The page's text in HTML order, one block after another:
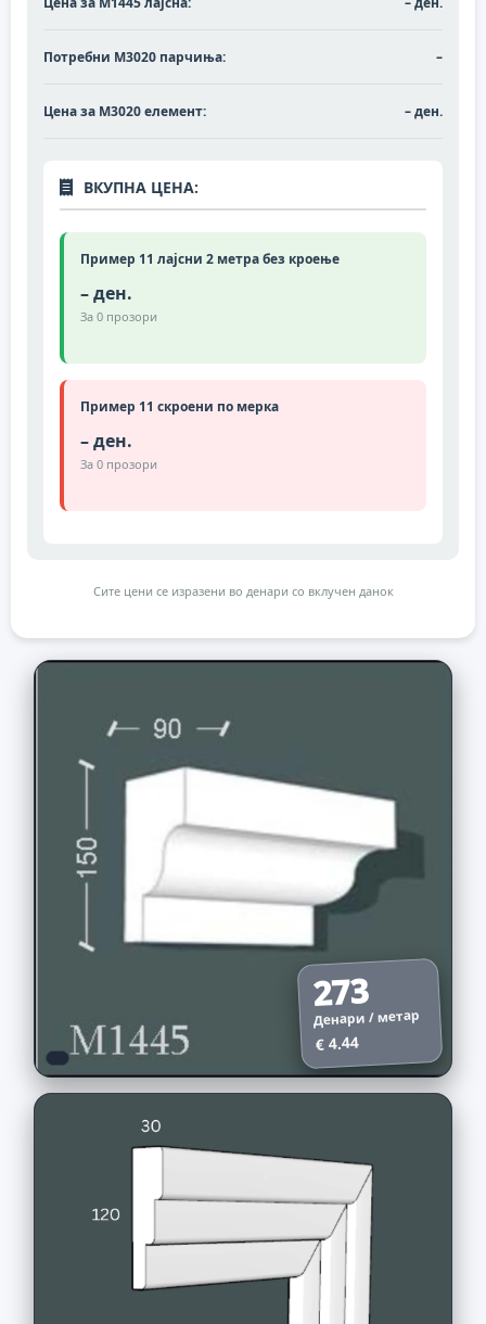
Потребни M3020 парчиња: –
Цена за M3020 елемент: – ден.
ВКУПНА ЦЕНА:
Пример 11 лајсни 2 метра без кроење
– ден.
За 0 прозори
Пример 11 скроени по мерка
– ден.
За 0 прозори
Сите цени се изразени во денари со вклучен данок
273
Денари / метар
€ 4.44